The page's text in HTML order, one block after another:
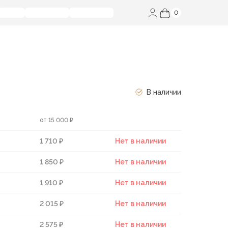
0
В наличии
от 15 000 ₽
1 710 ₽ Нет в наличии
1 850 ₽ Нет в наличии
1 910 ₽ Нет в наличии
2 015 ₽ Нет в наличии
2 575 ₽ Нет в наличии